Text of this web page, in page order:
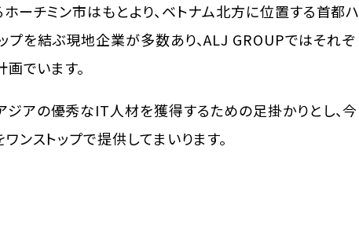
ーチミン市はもとより、ベトナム北方に位置する首都ハ
プを結ぶ現地企業が多数あり、ALJ GROUPではそれぞ
でいます。
アの優秀なIT人材を獲得するための足掛かりとし、今
ンストップで提供してまいります。